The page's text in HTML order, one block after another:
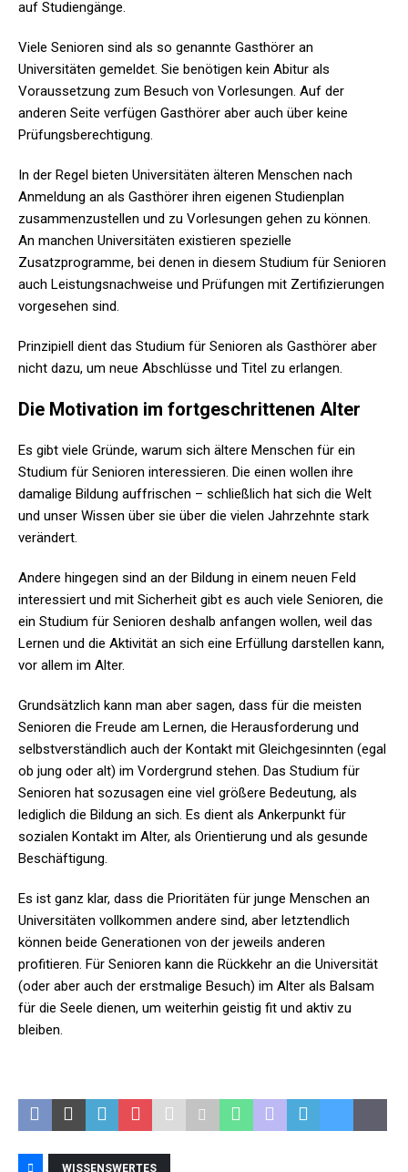
auf Studiengänge.
Viele Senioren sind als so genannte Gasthörer an
Universitäten gemeldet. Sie benötigen kein Abitur als
Voraussetzung zum Besuch von Vorlesungen. Auf der
anderen Seite verfügen Gasthörer aber auch über keine
Prüfungsberechtigung.
In der Regel bieten Universitäten älteren Menschen nach
Anmeldung an als Gasthörer ihren eigenen Studienplan
zusammenzustellen und zu Vorlesungen gehen zu können.
An manchen Universitäten existieren spezielle
Zusatzprogramme, bei denen in diesem Studium für Senioren
auch Leistungsnachweise und Prüfungen mit Zertifizierungen
vorgesehen sind.
Prinzipiell dient das Studium für Senioren als Gasthörer aber
nicht dazu, um neue Abschlüsse und Titel zu erlangen.
Die Motivation im fortgeschrittenen Alter
Es gibt viele Gründe, warum sich ältere Menschen für ein
Studium für Senioren interessieren. Die einen wollen ihre
damalige Bildung auffrischen – schließlich hat sich die Welt
und unser Wissen über sie über die vielen Jahrzehnte stark
verändert.
Andere hingegen sind an der Bildung in einem neuen Feld
interessiert und mit Sicherheit gibt es auch viele Senioren, die
ein Studium für Senioren deshalb anfangen wollen, weil das
Lernen und die Aktivität an sich eine Erfüllung darstellen kann,
vor allem im Alter.
Grundsätzlich kann man aber sagen, dass für die meisten
Senioren die Freude am Lernen, die Herausforderung und
selbstverständlich auch der Kontakt mit Gleichgesinnten (egal
ob jung oder alt) im Vordergrund stehen. Das Studium für
Senioren hat sozusagen eine viel größere Bedeutung, als
lediglich die Bildung an sich. Es dient als Ankerpunkt für
sozialen Kontakt im Alter, als Orientierung und als gesunde
Beschäftigung.
Es ist ganz klar, dass die Prioritäten für junge Menschen an
Universitäten vollkommen andere sind, aber letztendlich
können beide Generationen von der jeweils anderen
profitieren. Für Senioren kann die Rückkehr an die Universität
(oder aber auch der erstmalige Besuch) im Alter als Balsam
für die Seele dienen, um weiterhin geistig fit und aktiv zu
bleiben.
WISSENSWERTES